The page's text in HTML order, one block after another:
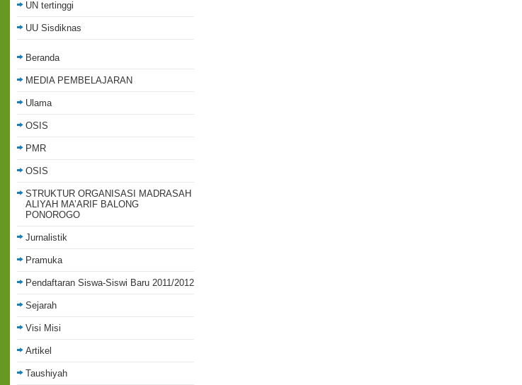
UN tertinggi
UU Sisdiknas
Beranda
MEDIA PEMBELAJARAN
Ulama
OSIS
PMR
OSIS
STRUKTUR ORGANISASI MADRASAH
ALIYAH MA’ARIF BALONG
PONOROGO
Jurnalistik
Pramuka
Pendaftaran Siswa-Siswi Baru 2011/2012
Sejarah
Visi Misi
Artikel
Taushiyah